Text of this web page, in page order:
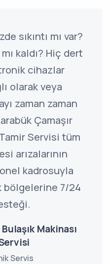
sıkıntı mı var?
kaldı? Hiç dert
cihazlar
olarak veya
zaman zaman
Çamaşır
Servisi tüm
arızalarının
kadrosuyla
bölgelerine 7/24
Makinası
Servis